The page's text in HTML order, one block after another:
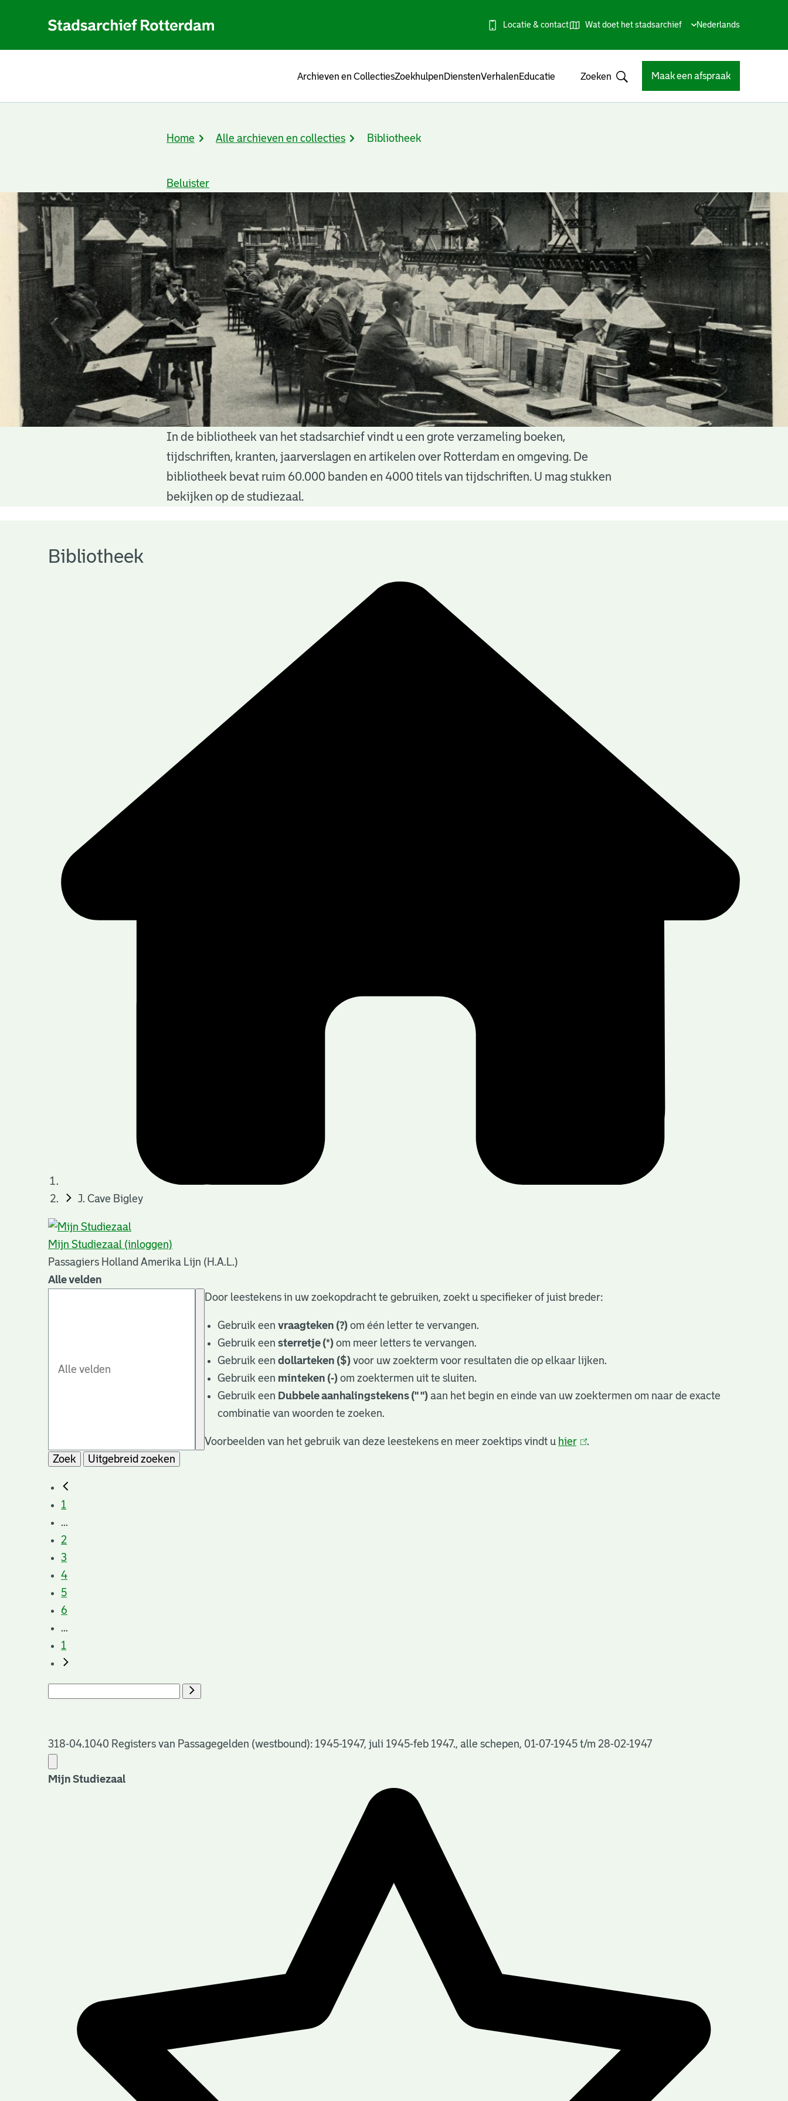
Locatie & contact Wat doet het stadsarchief
Huidige
Nederlands
Archieven en CollectiesZoekhulpenDienstenVerhalenEducatie Zoeken Maak een afspraak
Kruimelpad
Home Alle archieven en collecties Bibliotheek
Beluister
In de bibliotheek van het stadsarchief vindt u een grote verzameling boeken,
tijdschriften, kranten, jaarverslagen en artikelen over Rotterdam en omgeving. De
bibliotheek bevat ruim 60.000 banden en 4000 titels van tijdschriften. U mag stukken
bekijken op de studiezaal.
Bibliotheek
J. Cave Bigley
Mijn Studiezaal (inloggen)
Passagiers Holland Amerika Lijn (H.A.L.)
Alle velden
Door leestekens in uw zoekopdracht te gebruiken, zoekt u specifieker of juist breder:
Gebruik eenvraagteken (?) om één letter te vervangen.
Gebruik eensterretje (*) om meer letters te vervangen.
Gebruik eendollarteken ($) voor uw zoekterm voor resultaten die op elkaar lijken.
Gebruik een minteken (-) om zoektermen uit te sluiten.
Gebruik een Dubbele aanhalingstekens (" ") aan het begin en einde van uw zoektermen om naar de exacte
combinatie van woorden te zoeken.
Voorbeelden van het gebruik van deze leestekens en meer zoektips vindt u hier(link
.
Zoek
Uitgebreid zoeken
1
...
2
3
4
5
6
...
1
318-04.1040 Registers van Passagegelden (westbound): 1945-1947, juli 1945-feb 1947., alle schepen, 01-07-1945 t/m 28-02-1947
Mijn Studiezaal